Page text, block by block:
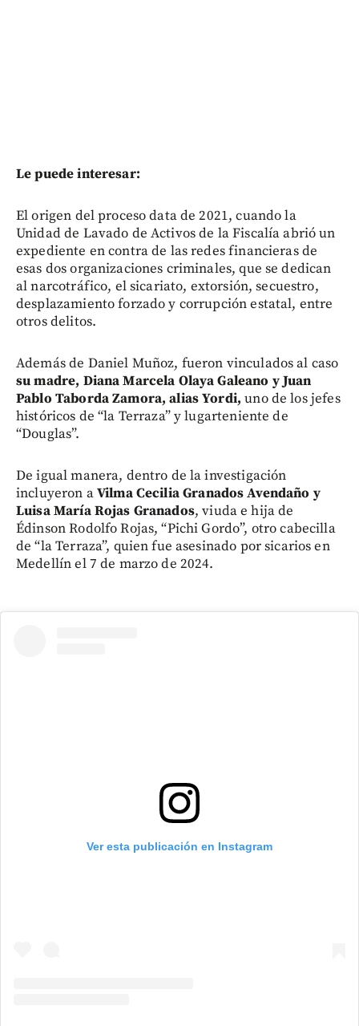
Le puede interesar:
El origen del proceso data de 2021, cuando la
Unidad de Lavado de Activos de la Fiscalía abrió un
expediente en contra de las redes financieras de
esas dos organizaciones criminales, que se dedican
al narcotráfico, el sicariato, extorsión, secuestro,
desplazamiento forzado y corrupción estatal, entre
otros delitos.
Además de Daniel Muñoz, fueron vinculados al caso
su madre, Diana Marcela Olaya Galeano y Juan
Pablo Taborda Zamora, alias Yordi, uno de los jefes
históricos de “la Terraza” y lugarteniente de
“Douglas”.
De igual manera, dentro de la investigación
incluyeron aVilma Cecilia Granados Avendaño y
Luisa María Rojas Granados, viuda e hija de
Édinson Rodolfo Rojas, “Pichi Gordo”, otro cabecilla
de “la Terraza”, quien fue asesinado por sicarios en
Medellín el 7 de marzo de 2024.
Ver esta publicación en Instagram